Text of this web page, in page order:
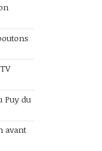
Puy du
avant